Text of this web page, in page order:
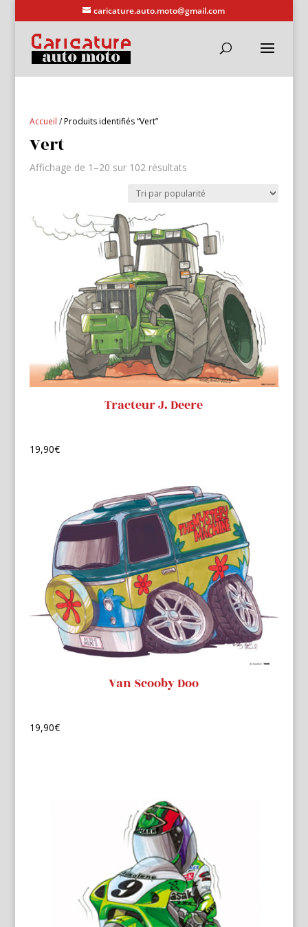
caricature.auto.moto@gmail.com
Accueil / Produits identifiés “Vert”
Vert
Affichage de 1–20 sur 102 résultatsTrié
popularité
Tracteur J. Deere
19,90€
Van Scooby Doo
19,90€